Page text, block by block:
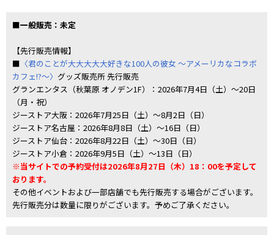
■一般販売：未定
【先行販売情報】
■ 〈君のことが大大大大大好きな100人の彼女 ～アメーリカなコラボ
カフェ!?～〉 グッズ販売所 先行販売
グランエンタス（秋葉原 オノデン1F）：2026年7月4日（土）～20日
（月・祝）
ジーストア大阪：2026年7月25日（土）～8月2日（日）
ジーストア名古屋：2026年8月8日（土）～16日（日）
ジーストア仙台：2026年8月22日（土）～30日（日）
ジーストア小倉：2026年9月5日（土）～13日（日）
※当サイトでの予約受付は2026年8月27日（木）18：00を予定して
おります。
その他イベントおよび一部店舗でも先行販売する場合がございます。
先行販売分は数量に限りがございます。予めご了承ください。